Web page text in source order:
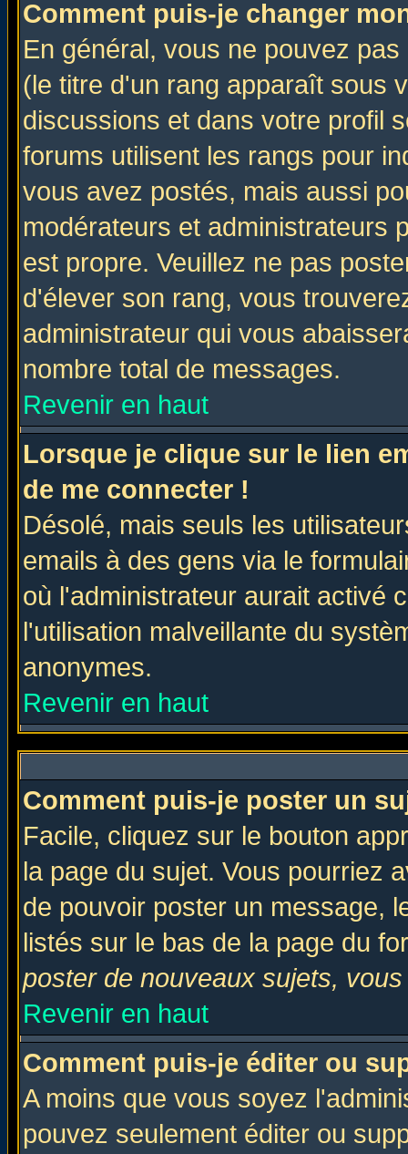
Comment puis-je changer
En général, vous ne pouvez
(le titre d'un rang apparaît sous
discussions et dans votre profil
forums utilisent les rangs pour
vous avez postés, mais aussi
modérateurs et administrateurs
est propre. Veuillez ne pas
d'élever son rang, vous
administrateur qui vous
nombre total de messages.
Revenir en haut
Lorsque je clique sur le lien
de me connecter !
Désolé, mais seuls les
emails à des gens via le
où l'administrateur aurait activé
l'utilisation malveillante du
anonymes.
Revenir en haut
Comment puis-je poster un
Facile, cliquez sur le bouton
la page du sujet. Vous pourriez
de pouvoir poster un message,
listés sur le bas de la page du
poster de nouveaux sujets,
Revenir en haut
Comment puis-je éditer ou
A moins que vous soyez
pouvez seulement éditer ou